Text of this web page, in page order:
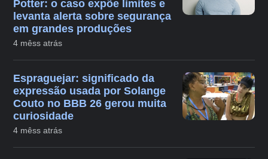
Potter: o caso expõe limites e
levanta alerta sobre segurança
em grandes produções
4 mêss atrás
Espraguejar: significado da
expressão usada por Solange
Couto no BBB 26 gerou muita
curiosidade
4 mêss atrás